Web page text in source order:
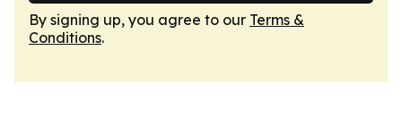
By signing up, you agree to our Terms &
Conditions.